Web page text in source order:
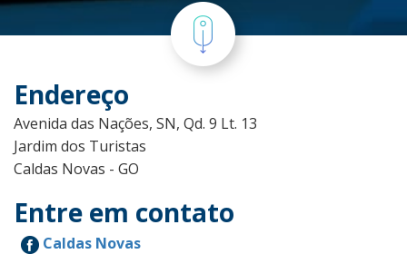
Endereço
Avenida das Nações, SN, Qd. 9 Lt. 13
Jardim dos Turistas
Caldas Novas - GO
Entre em contato
Caldas Novas